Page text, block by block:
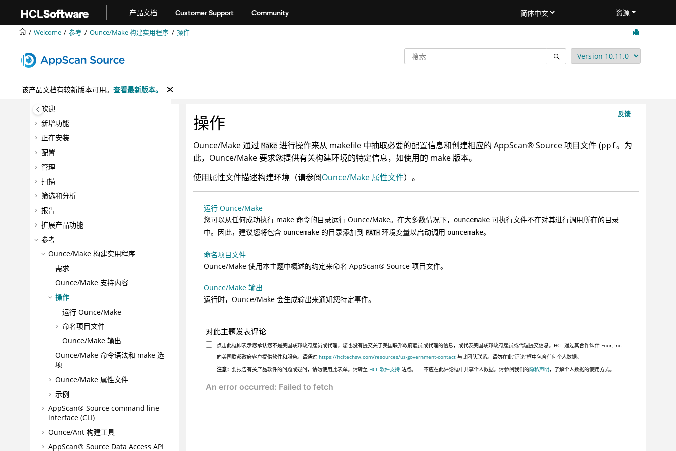
产品文档 Customer Support Community 资源
Welcome 参考 Ounce/Make 构建实用程序 操作
该产品文档有较新版本可用。 查看最新版本。
欢迎
新增功能
正在安装
配置
管理
扫描
筛选和分析
报告
扩展产品功能
参考
Ounce/Make 构建实用程序
需求
Ounce/Make 支持内容
操作
运行 Ounce/Make
命名项目文件
Ounce/Make 输出
Ounce/Make 命令语法和 make 选
项
Ounce/Make 属性文件
示例
AppScan® Source command line
interface (CLI)
Ounce/Ant 构建工具
AppScan® Source Data Access API
反馈
操作
Ounce/Make 通过 Make进行操作来从 makefile 中抽取必要的配置信息和创建相应的 AppScan®Source项目文件 (ppf。为
此，Ounce/Make 要求您提供有关构建环境的特定信息，如使用的 make 版本。
使用属性文件描述构建环境（请参阅Ounce/Make 属性文件）。
运行 Ounce/Make
您可以从任何成功执行 make 命令的目录运行 Ounce/Make。在大多数情况下，
ouncemake可执行文件不在对其进行调用所在的目录
中。因此，建议您将包含 ouncemake的目录添加到 PATH环境变量以启动调用 ouncemake。
命名项目文件
Ounce/Make 使用本主题中概述的约定来命名 AppScan® Source项目文件。
Ounce/Make 输出
运行时，Ounce/Make 会生成输出来通知您特定事件。
对此主题发表评论
点击此框即表示您承认您不是美国联邦政府雇员或代理，您也没有提交关于美国联邦政府雇员或代理的信息，或代表美国联邦政府雇员或代理提交信息。HCL 通过其合作伙伴 Four, Inc.
向美国联邦政府客户提供软件和服务。请通过https://hcltechsw.com/resources/us-government-contact 与此团队联系。请勿在此“评论”框中包含任何个人数据。
注意：要报告有关产品软件的问题或疑问，请勿使用此表单。请转至 HCL 软件支持 站点。 不应在此评论框中共享个人数据。请参阅我们的隐私声明，了解个人数据的使用方式。